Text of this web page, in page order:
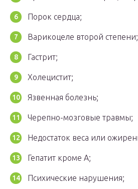
Порок сердца;
Варикоцеле второй степени;
Гастрит;
Холецистит;
Язвенная болезнь;
Черепно-мозговые травмы;
Недостаток веса или
Гепатит кроме А;
Психические нарушения;